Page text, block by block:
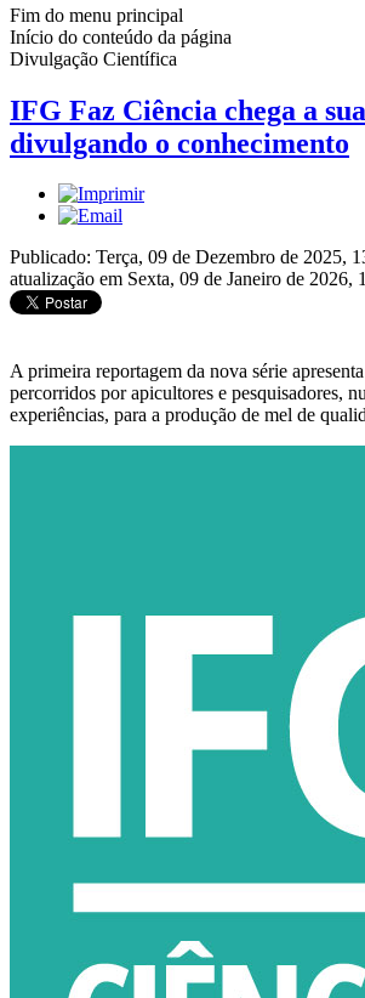
Fim do menu principal
Início do conteúdo da página
Divulgação Científica
IFG Faz Ciência chega a
divulgando o conhecimento
Publicado: Terça, 09 de Dezembro de 2025,
atualização em Sexta, 09 de Janeiro de 2026,
A primeira reportagem da nova série
percorridos por apicultores e pesquisadores,
experiências, para a produção de mel de